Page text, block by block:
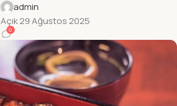
admin
Açık 29 Ağustos 2025
0